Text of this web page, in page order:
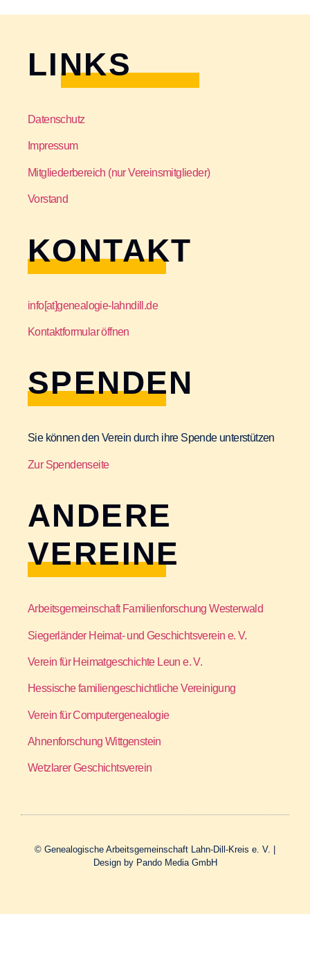
LINKS
Datenschutz
Impressum
Mitgliederbereich (nur Vereinsmitglieder)
Vorstand
KONTAKT
info[at]genealogie-lahndill.de
Kontaktformular öffnen
SPENDEN
Sie können den Verein durch ihre Spende unterstützen
Zur Spendenseite
ANDERE
VEREINE
Arbeitsgemeinschaft Familienforschung Westerwald
Siegerländer Heimat- und Geschichtsverein e. V.
Verein für Heimatgeschichte Leun e. V.
Hessische familiengeschichtliche Vereinigung
Verein für Computergenealogie
Ahnenforschung Wittgenstein
Wetzlarer Geschichtsverein
© Genealogische Arbeitsgemeinschaft Lahn-Dill-Kreis e. V. |
Design by Pando Media GmbH